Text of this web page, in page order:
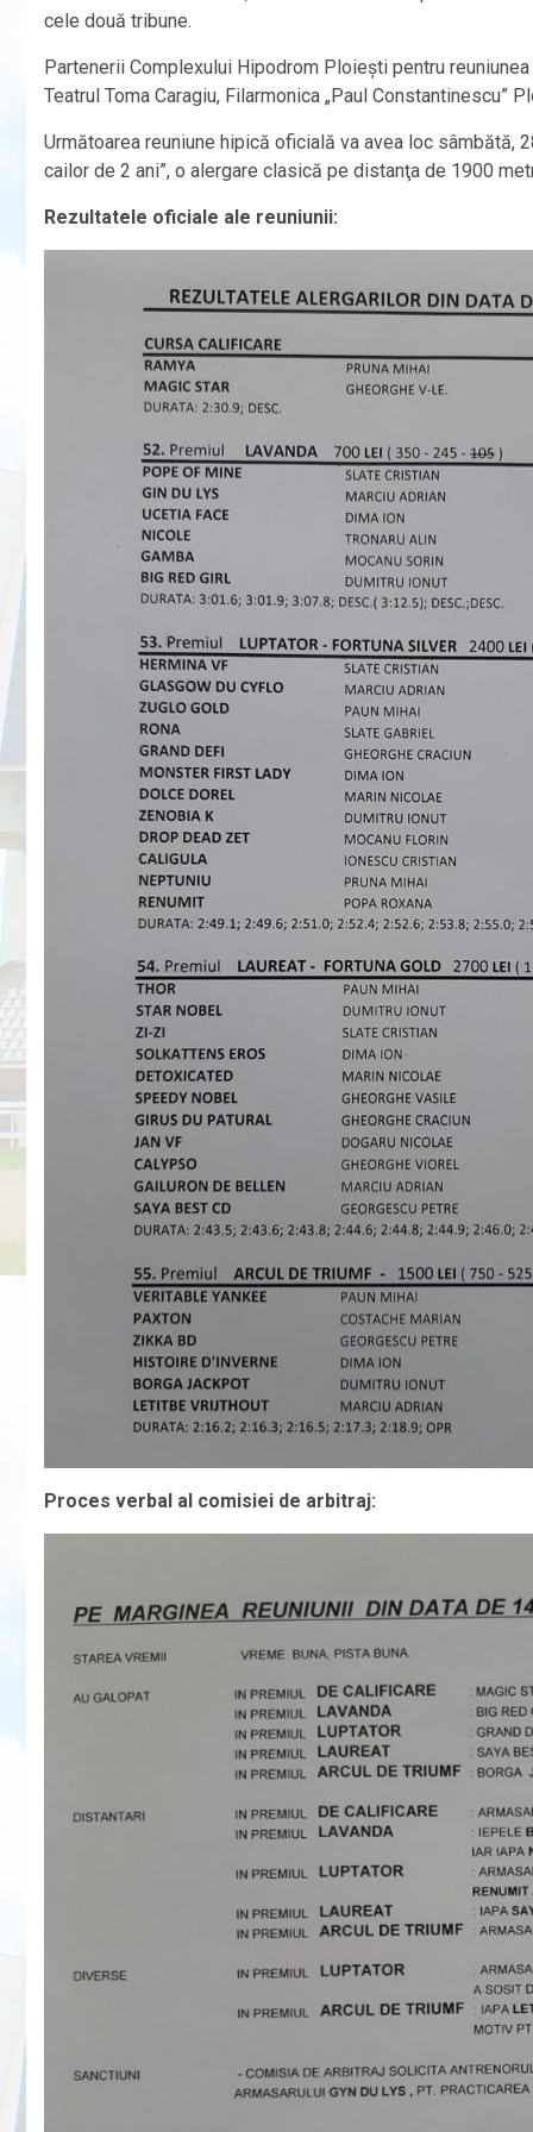
cele două tribune.
Partenerii Complexului Hipodrom Ploieşti pentru
Teatrul Toma Caragiu, Filarmonica „Paul Constantinescu”
Următoarea reuniune hipică oficială va avea loc sâmbătă,
cailor de 2 ani”, o alergare clasică pe distanţa de 1900
Rezultatele oficiale ale reuniunii:
Proces verbal al comisiei de arbitraj: